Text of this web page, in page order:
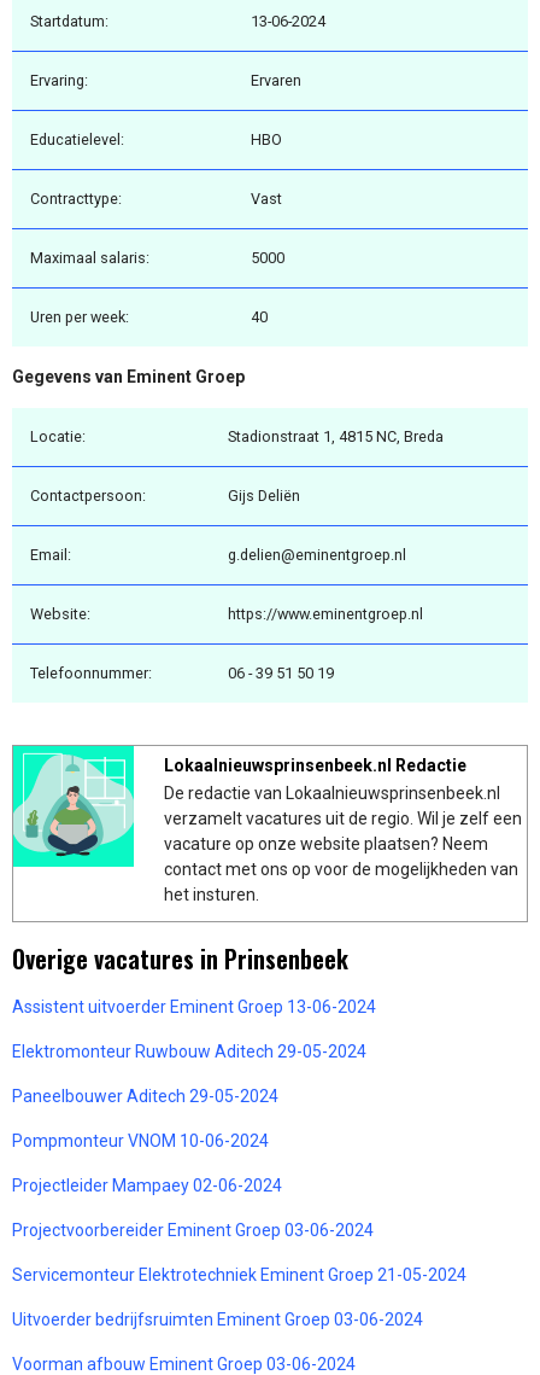
Startdatum: 13-06-2024
Ervaring: Ervaren
Educatielevel: HBO
Contracttype: Vast
Maximaal salaris: 5000
Uren per week: 40
Gegevens van Eminent Groep
Locatie: Stadionstraat 1, 4815 NC, Breda
Contactpersoon: Gijs Deliën
Email: g.delien@eminentgroep.nl
Website: https://www.eminentgroep.nl
Telefoonnummer: 06 - 39 51 50 19
Lokaalnieuwsprinsenbeek.nl Redactie
De redactie van Lokaalnieuwsprinsenbeek.nl
verzamelt vacatures uit de regio. Wil je zelf een
vacature op onze website plaatsen? Neem
contact met ons op voor de mogelijkheden van
het insturen.
Overige vacatures in Prinsenbeek
Assistent uitvoerder Eminent Groep 13-06-2024
Elektromonteur Ruwbouw Aditech 29-05-2024
Paneelbouwer Aditech 29-05-2024
Pompmonteur VNOM 10-06-2024
Projectleider Mampaey 02-06-2024
Projectvoorbereider Eminent Groep 03-06-2024
Servicemonteur Elektrotechniek Eminent Groep 21-05-2024
Uitvoerder bedrijfsruimten Eminent Groep 03-06-2024
Voorman afbouw Eminent Groep 03-06-2024